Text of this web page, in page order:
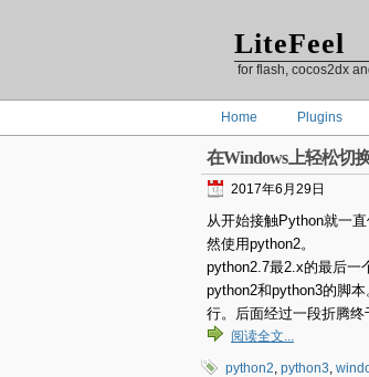
LiteFeel
for flash, cocos2dx
Home Plugins
在Windows上轻松切
2017年6月29日
从开始接触Python就一
然使用python2。
python2.7最2.x的最后一
python2和python3的脚
行。后面经过一段折腾终
阅读全文...
python2, python3,